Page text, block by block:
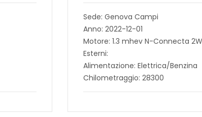
Sede: Genova Campi
Anno: 2022-12-01
Motore: 1.3 mhev N-Connecta
Esterni:
Alimentazione: Elettrica/Benzina
Chilometraggio: 28300